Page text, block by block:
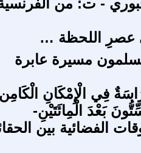
- ت: من
عصرِ اللحظة …
مسيرة عابرة
فِي الْإِمْكَانِ الْكَامِن
بَعْدَ الْمِائَتَيْنِ-
الفضائية بين